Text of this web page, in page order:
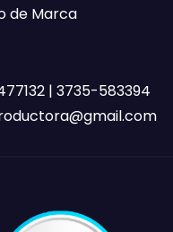
de Marca
| 3735-583394